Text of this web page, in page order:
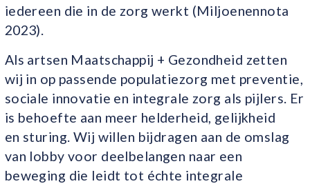
iedereen die in de zorg werkt (Miljoenennota
2023).
Als artsen Maatschappij + Gezondheid zetten
wij in op passende populatiezorg met preventie,
sociale innovatie en integrale zorg als pijlers. Er
is behoefte aan meer helderheid, gelijkheid
en sturing. Wij willen bijdragen aan de omslag
van lobby voor deelbelangen naar een
beweging die leidt tot échte integrale